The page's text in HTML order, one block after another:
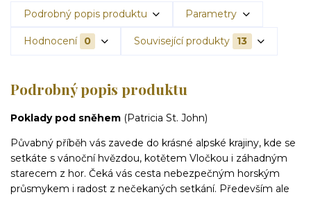
Podrobný popis produktu Parametry
Hodnocení 0 Související produkty 13
Podrobný popis produktu
Poklady pod sněhem (Patricia St. John)
Půvabný příběh vás zavede do krásné alpské krajiny, kde se
setkáte s vánoční hvězdou, kotětem Vločkou i záhadným
starecem z hor. Čeká vás cesta nebezpečným horským
průsmykem i radost z nečekaných setkání. Především ale